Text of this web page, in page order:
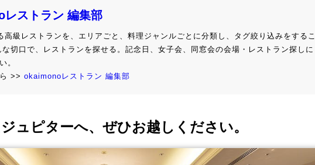
ストラン 編集部
高級レストランを、エリアごと、料理ジャンルごとに分類し、タグ絞り込みをするこ
な切口で、レストランを探せる。記念日、女子会、同窓会の会場・レストラン探しに
。
>> okaimonoレストラン 編集部
ュピターへ、ぜひお越しください。